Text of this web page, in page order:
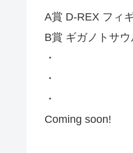
A賞 D-REX フィ
B賞 ギガノトサ
・
・
・
Coming soon!